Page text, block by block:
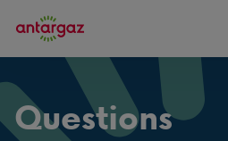
Questions